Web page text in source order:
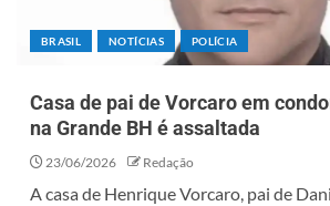
BRASIL NOTÍCIAS POLÍCIA
Casa de pai de Vorcaro em
na Grande BH é assaltada
23/06/2026 Redação
A casa de Henrique Vorcaro, pai de